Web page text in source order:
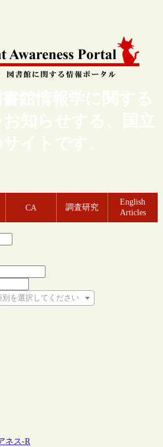
館情報学に関する
知らせする、国立
イトです。
CA 調査研究
English
Articles
を選択してください
てください
ネス-R